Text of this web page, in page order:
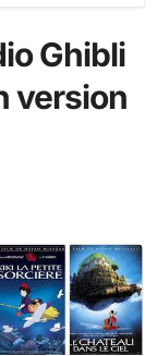
Ghibli
version